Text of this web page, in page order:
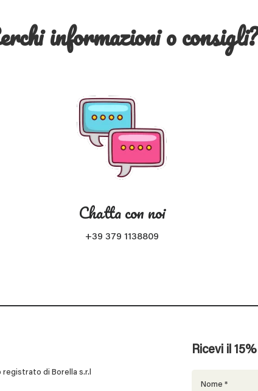
informazioni o consigli?
Chatta con noi
+39 379 1138809
registrato di Borella s.r.l
Ricevi il